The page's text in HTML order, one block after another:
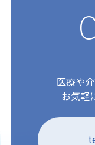
医療や
お気軽